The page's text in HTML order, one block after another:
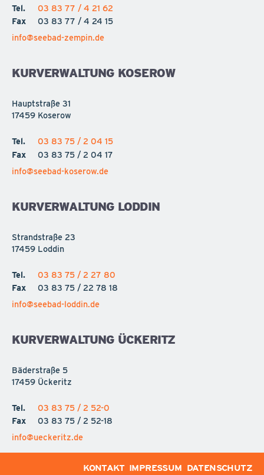
Tel.
03 83 77 / 4 21 62
Fax
03 83 77 / 4 24 15
info@seebad-zempin.de
KURVERWALTUNG KOSEROW
Hauptstraße 31
17459 Koserow
Tel.
03 83 75 / 2 04 15
Fax
03 83 75 / 2 04 17
info@seebad-koserow.de
KURVERWALTUNG LODDIN
Strandstraße 23
17459 Loddin
Tel.
03 83 75 / 2 27 80
Fax
03 83 75 / 22 78 18
info@seebad-loddin.de
KURVERWALTUNG ÜCKERITZ
Bäderstraße 5
17459 Ückeritz
Tel.
03 83 75 / 2 52-0
Fax
03 83 75 / 2 52-18
info@ueckeritz.de
KONTAKT IMPRESSUM DATENSCHUTZ